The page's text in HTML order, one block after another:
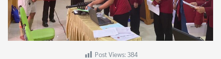
Post Views: 384